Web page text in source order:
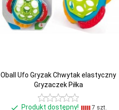
Oball Ufo Gryzak Chwytak elastyczny
Gryzaczek Piłka
Produkt dostępny! 7 szt.